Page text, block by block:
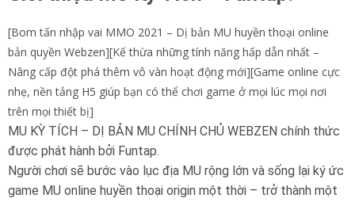
[Bom tấn nhập vai MMO 2021 – Dị bản MU huyền thoại online
bản quyền Webzen][Kế thừa những tính năng hấp dẫn nhất –
Nâng cấp đột phá thêm vô vàn hoạt động mới][Game online cực
nhẹ, nền tảng H5 giúp bạn có thể chơi game ở mọi lúc mọi nơi
trên mọi thiết bị]
MU KỲ TÍCH – DỊ BẢN MU CHÍNH CHỦ WEBZEN chính thức
được phát hành bởi Funtap.
Người chơi sẽ bước vào lục địa MU rộng lớn và sống lại ký ức
game MU online huyền thoại origin một thời – trở thành một